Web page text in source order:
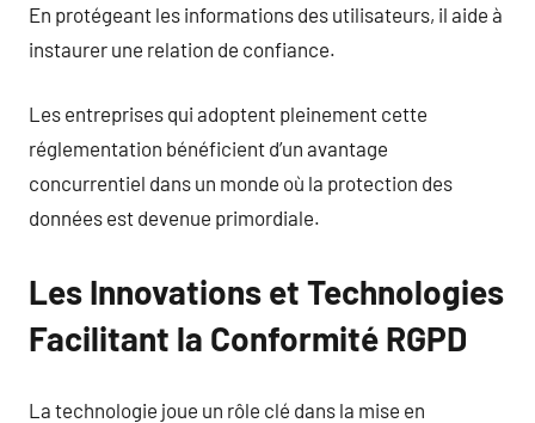
En protégeant les informations des utilisateurs, il aide à
instaurer une relation de confiance.
Les entreprises qui adoptent pleinement cette
réglementation bénéficient d’un avantage
concurrentiel dans un monde où la protection des
données est devenue primordiale.
Les Innovations et Technologies
Facilitant la Conformité RGPD
La technologie joue un rôle clé dans la mise en